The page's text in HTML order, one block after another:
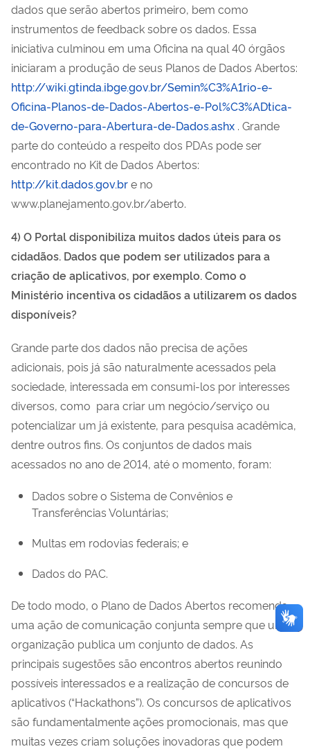
dados que serão abertos primeiro, bem como
instrumentos de feedback sobre os dados. Essa
iniciativa culminou em uma Oficina na qual 40 órgãos
iniciaram a produção de seus Planos de Dados Abertos:
http://wiki.gtinda.ibge.gov.br/Semin%C3%A1rio-e-
Oficina-Planos-de-Dados-Abertos-e-Pol%C3%ADtica-
de-Governo-para-Abertura-de-Dados.ashx . Grande
parte do conteúdo a respeito dos PDAs pode ser
encontrado no Kit de Dados Abertos:
http://kit.dados.gov.bre no
www.planejamento.gov.br/aberto.
4) O Portal disponibiliza muitos dados úteis para os
cidadãos. Dados que podem ser utilizados para a
criação de aplicativos, por exemplo. Como o
Ministério incentiva os cidadãos a utilizarem os dados
disponíveis?
Grande parte dos dados não precisa de ações
adicionais, pois já são naturalmente acessados pela
sociedade, interessada em consumi-los por interesses
diversos, como para criar um negócio/serviço ou
potencializar um já existente, para pesquisa acadêmica,
dentre outros fins. Os conjuntos de dados mais
acessados no ano de 2014, até o momento, foram:
Dados sobre o Sistema de Convênios e
Transferências Voluntárias;
Multas em rodovias federais; e
Dados do PAC.
De todo modo, o Plano de Dados Abertos recomenda
uma ação de comunicação conjunta sempre que uma
organização publica um conjunto de dados. As
principais sugestões são encontros abertos reunindo
possíveis interessados e a realização de concursos de
aplicativos (“Hackathons”). Os concursos de aplicativos
são fundamentalmente ações promocionais, mas que
muitas vezes criam soluções inovadoras que podem